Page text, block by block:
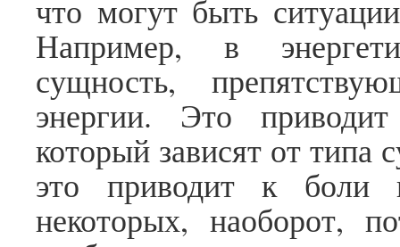
что могут быть
Например, в
сущность,
энергии. Это
который зависят от типа
это приводит к боли
некоторых, наоборот,